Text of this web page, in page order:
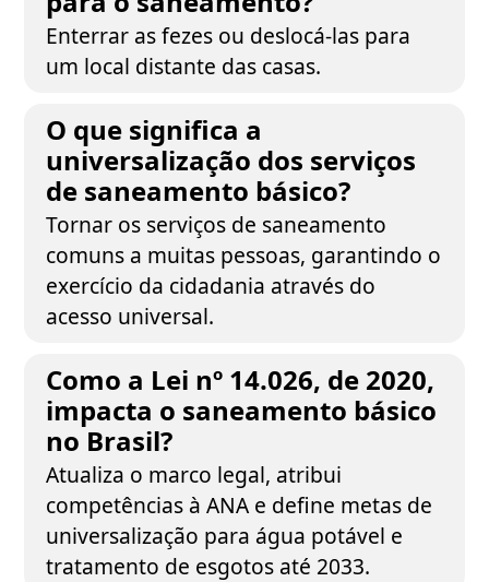
Enterrar as fezes ou deslocá-las para
um local distante das casas.
O que significa a
universalização dos serviços
de saneamento básico?
Tornar os serviços de saneamento
comuns a muitas pessoas, garantindo o
exercício da cidadania através do
acesso universal.
Como a Lei nº 14.026, de 2020,
impacta o saneamento básico
no Brasil?
Atualiza o marco legal, atribui
competências à ANA e define metas de
universalização para água potável e
tratamento de esgotos até 2033.